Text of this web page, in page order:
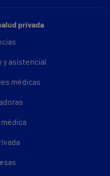
privada
y asistencial
médicas